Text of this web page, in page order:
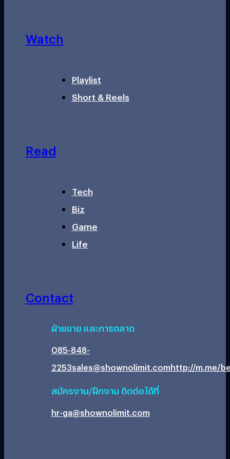
Watch
Playlist
Short & Reels
Read
Tech
Biz
Game
Life
Contact
ฝ่ายขาย และการตลาด
085-848-
2253sales@shownolimit.comhttp://m.me/
สมัครงาน/ฝึกงาน ติดต่อได้ที่
hr-ga@shownolimit.com